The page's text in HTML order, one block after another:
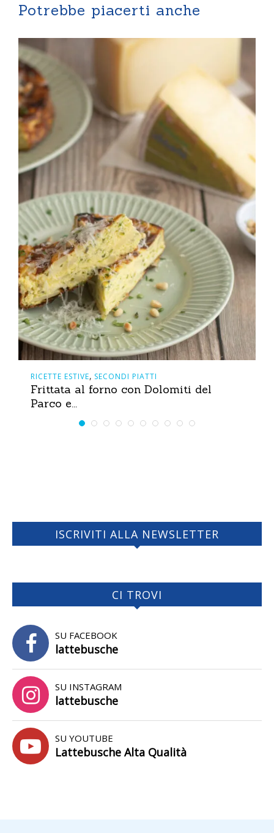
Potrebbe piacerti anche
RICETTE ESTIVE, SECONDI PIATTI
Frittata al forno con Dolomiti del
Parco e...
ISCRIVITI ALLA NEWSLETTER
CI TROVI
SU FACEBOOK
lattebusche
SU INSTAGRAM
lattebusche
SU YOUTUBE
Lattebusche Alta Qualità